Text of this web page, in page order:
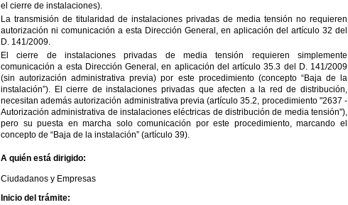
el cierre de instalaciones).
La transmisión de titularidad de instalaciones privadas de media tensión no requieren
autorización ni comunicación a esta Dirección General, en aplicación del artículo 32 del
D. 141/2009.
El cierre de instalaciones privadas de media tensión requieren simplemente
comunicación a esta Dirección General, en aplicación del artículo 35.3 del D. 141/2009
(sin autorización administrativa previa) por este procedimiento (concepto “Baja de la
instalación”). El cierre de instalaciones privadas que afecten a la red de distribución,
necesitan además autorización administrativa previa (artículo 35.2, procedimiento "2637 -
Autorización administrativa de instalaciones eléctricas de distribución de media tensión"),
pero su puesta en marcha solo comunicación por este procedimiento, marcando el
concepto de “Baja de la instalación” (artículo 39).
A quién está dirigido:
Ciudadanos y Empresas
Inicio del trámite: